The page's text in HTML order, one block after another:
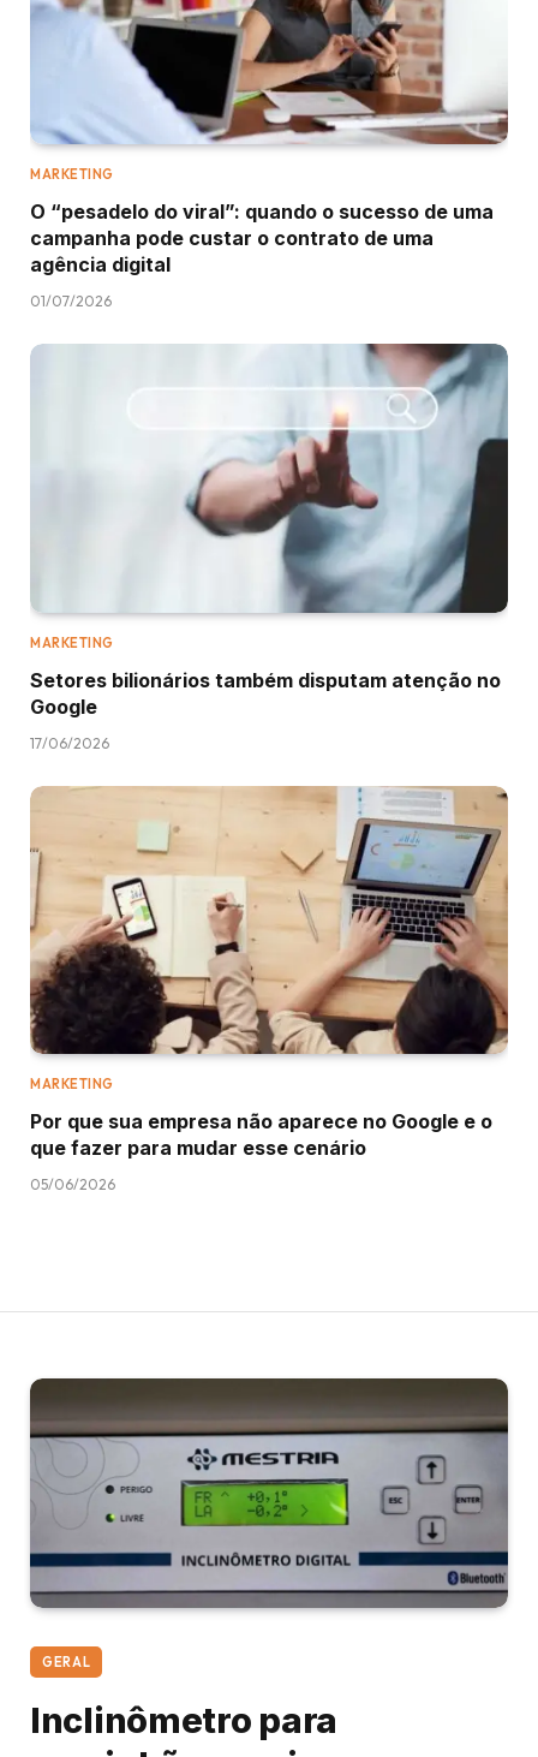
MARKETING
O “pesadelo do viral”: quando o sucesso de uma
campanha pode custar o contrato de uma
agência digital
01/07/2026
MARKETING
Setores bilionários também disputam atenção no
Google
17/06/2026
MARKETING
Por que sua empresa não aparece no Google e o
que fazer para mudar esse cenário
05/06/2026
GERAL
Inclinômetro para